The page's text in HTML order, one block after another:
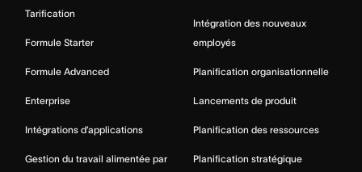
Tarification
Formule Starter
Formule Advanced
Enterprise
Intégrations d’applications
Gestion du travail alimentée par
Intégration des nouveaux
employés
Planification organisationnelle
Lancements de produit
Planification des ressources
Planification stratégique